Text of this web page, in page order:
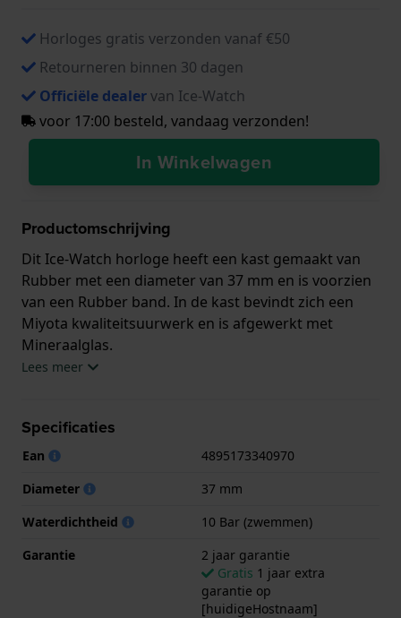
Horloges gratis verzonden vanaf €50
Retourneren binnen 30 dagen
Officiële dealervan Ice-Watch
voor 17:00 besteld, vandaag verzonden!
In Winkelwagen
Productomschrijving
Dit Ice-Watch horloge heeft een kast gemaakt van
Rubber met een diameter van 37 mm en is voorzien
van een Rubber band. In de kast bevindt zich een
Miyota kwaliteitsuurwerk en is afgewerkt met
Mineraalglas.
horloge geleverd met 2 jaar garantie.
Lees meer
Specificaties
Ean
4895173340970
Diameter
37 mm
Waterdichtheid
10 Bar (zwemmen)
Garantie
2 jaar garantie
Gratis 1 jaar extra
garantie op
[huidigeHostnaam]